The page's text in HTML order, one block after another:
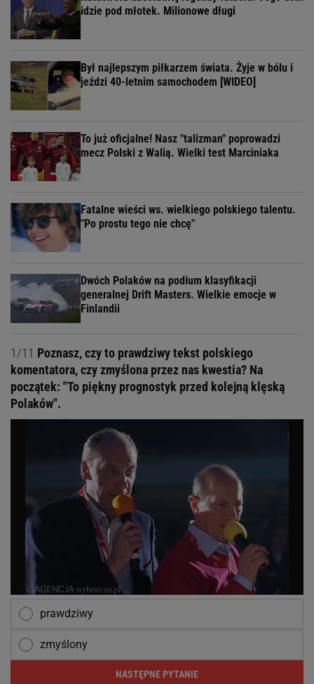
idzie pod młotek. Milionowe długi
Był najlepszym piłkarzem świata. Żyje w bólu i
jeździ 40-letnim samochodem [WIDEO]
To już oficjalne! Nasz "talizman" poprowadzi
mecz Polski z Walią. Wielki test Marciniaka
Fatalne wieści ws. wielkiego polskiego talentu.
"Po prostu tego nie chcę"
Dwóch Polaków na podium klasyfikacji
generalnej Drift Masters. Wielkie emocje w
Finlandii
1/11 Poznasz, czy to prawdziwy tekst polskiego
komentatora, czy zmyślona przez nas kwestia? Na
początek: "To piękny prognostyk przed kolejną klęską
Polaków".
prawdziwy
zmyślony
NASTĘPNE PYTANIE